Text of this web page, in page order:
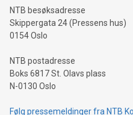
NTB besøksadresse
Skippergata 24 (Pressens hus)
0154 Oslo
NTB postadresse
Boks 6817 St. Olavs plass
N-0130 Oslo
Følg pressemeldinger fra NTB